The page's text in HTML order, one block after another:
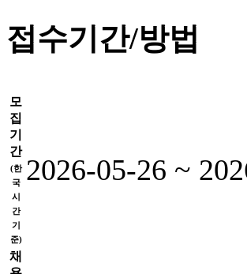
접수기간/방법
모
집
기
간
(한
국
시
간
기
준)
2026-05-26 ~
채